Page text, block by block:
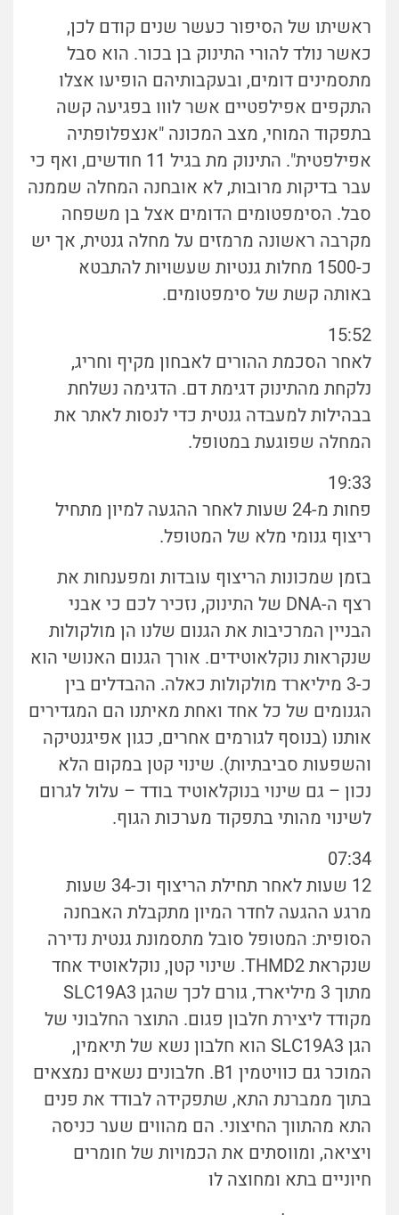
ראשיתו של הסיפור כעשר שנים קודם לכן,
כאשר נולד להורי התינוק בן בכור. הוא סבל
מתסמינים דומים, ובעקבותיהם הופיעו אצלו
התקפים אפילפטיים אשר לווו בפגיעה קשה
בתפקוד המוחי, מצב המכונה "אנצפלופתיה
אפילפטית". התינוק מת בגיל 11 חודשים, ואף כי
עבר בדיקות מרובות, לא אובחנה המחלה שממנה
סבל. הסימפטומים הדומים אצל בן משפחה
מקרבה ראשונה מרמזים על מחלה גנטית, אך יש
כ-1500 מחלות גנטיות שעשויות להתבטא
באותה קשת של סימפטומים.
15:52
לאחר הסכמת ההורים לאבחון מקיף וחריג,
נלקחת מהתינוק דגימת דם. הדגימה נשלחת
בבהילות למעבדה גנטית כדי לנסות לאתר את
המחלה שפוגעת במטופל.
19:33
פחות מ-24 שעות לאחר ההגעה למיון מתחיל
ריצוף גנומי מלא של המטופל.
בזמן שמכונות הריצוף עובדות ומפענחות את
רצף ה-DNA של התינוק, נזכיר לכם כי אבני
הבניין המרכיבות את הגנום שלנו הן מולקולות
שנקראות נוקלאוטידים. אורך הגנום האנושי הוא
כ-3 מיליארד מולקולות כאלה. ההבדלים בין
הגנומים של כל אחד ואחת מאיתנו הם המגדירים
אותנו (בנוסף לגורמים אחרים, כגון אפיגנטיקה
והשפעות סביבתיות). שינוי קטן במקום הלא
נכון – גם שינוי בנוקלאוטיד בודד – עלול לגרום
לשינוי מהותי בתפקוד מערכות הגוף.
07:34
12 שעות לאחר תחילת הריצוף וכ-34 שעות
מרגע ההגעה לחדר המיון מתקבלת האבחנה
הסופית: המטופל סובל מתסמונת גנטית נדירה
שנקראת THMD2. שינוי קטן, נוקלאוטיד אחד
מתוך 3 מיליארד, גורם לכך שהגן SLC19A3
מקודד ליצירת חלבון פגום. התוצר החלבוני של
הגן SLC19A3 הוא חלבון נשא של תיאמין,
המוכר גם כוויטמין B1. חלבונים נשאים נמצאים
בתוך ממברנת התא, שתפקידה לבודד את פנים
התא מהתווך החיצוני. הם מהווים שער כניסה
ויציאה, ומווסתים את הכמויות של חומרים
חיוניים בתא ומחוצה לו